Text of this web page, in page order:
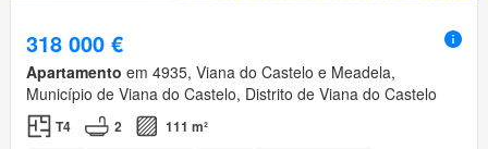
318 000 €
Apartamento em 4935, Viana do Castelo e Meadela,
Município de Viana do Castelo, Distrito de Viana do Castelo
T4 2 111 m²